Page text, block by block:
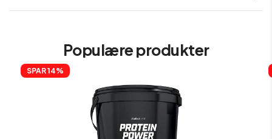
Populære produkter
SPAR 14%